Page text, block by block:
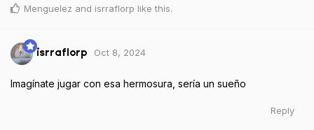
Menguelez and isrraflorp like this.
isrraflorp Oct 8, 2024
Imagínate jugar con esa hermosura, sería un sueño
Reply